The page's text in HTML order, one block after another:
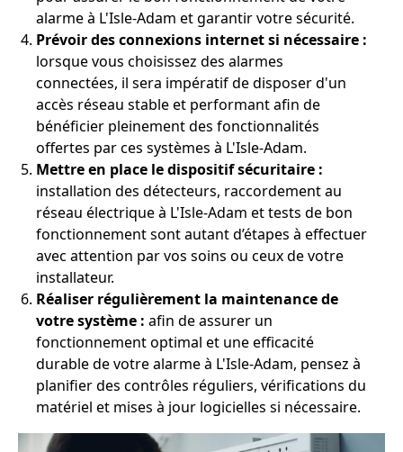
alarme à L'Isle-Adam et garantir votre sécurité.
Prévoir des connexions internet si nécessaire :
lorsque vous choisissez des alarmes
connectées, il sera impératif de disposer d'un
accès réseau stable et performant afin de
bénéficier pleinement des fonctionnalités
offertes par ces systèmes à L'Isle-Adam.
Mettre en place le dispositif sécuritaire :
installation des détecteurs, raccordement au
réseau électrique à L'Isle-Adam et tests de bon
fonctionnement sont autant d’étapes à effectuer
avec attention par vos soins ou ceux de votre
installateur.
Réaliser régulièrement la maintenance de
votre système : afin de assurer un
fonctionnement optimal et une efficacité
durable de votre alarme à L'Isle-Adam, pensez à
planifier des contrôles réguliers, vérifications du
matériel et mises à jour logicielles si nécessaire.